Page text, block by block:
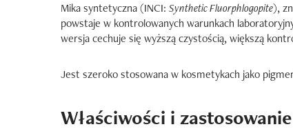
Mika syntetyczna (INCI: Synthetic Fluorphlogopite),
powstaje w kontrolowanych warunkach
wersja cechuje się wyższą czystością, większą
Jest szeroko stosowana w kosmetykach jako
Właściwości i